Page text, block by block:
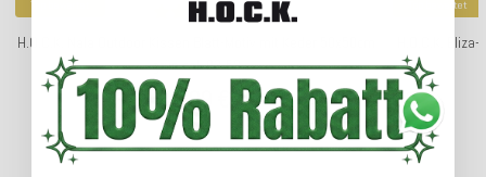
Top bewertet
H.O.C.K. Nala Outdoor Kissen Blatt-Motiv mit Keder 50x50cm
grün col. 02-59
33,99 €
Top bewertet
H.O.C.K.